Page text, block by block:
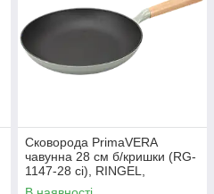
Сковорода PrimaVERA
чавунна 28 см б/кришки (RG-
1147-28 ci), RINGEL,
Арт.74483